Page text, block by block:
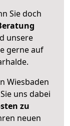
Sie doch
unsere
gerne auf
Wiesbaden
uns dabei
zu
neuen